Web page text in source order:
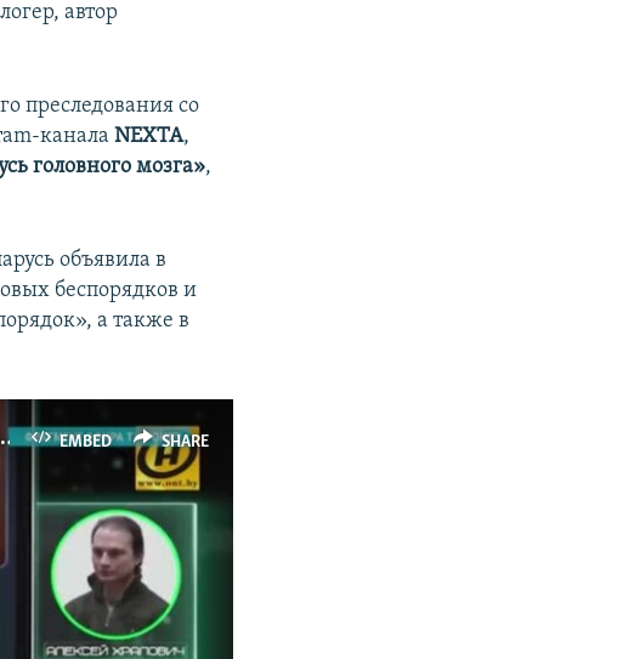
автор
преследования со
каналаNEXTA,
головного мозга»,
объявила в
беспорядков и
а также в
EMBED SHARE
NEXTA и «предатели»: что рассказывается в фильме, снятом КГБ Беларуси (видео)